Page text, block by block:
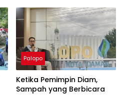
Palopo
Ketika Pemimpin Diam,
Sampah yang Berbicara